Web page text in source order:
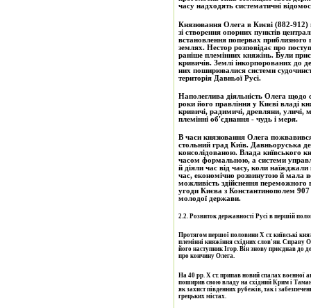
часу надходять систематичні
Князювання Олега в Києві (882-912)
зі створення опорних пунктів центральної влади у племінних княжіннях міст, зі
встановлення попервах приблизного
землях. Нестор розповідає про
раніше племінних княжінь. Були
кривичів. Землі інкорпорованих до
них поширювалися системи
територія Давньої Русі.
Наполеглива діяльність Олега щодо
роки його правління у Києві владі
кривичі, радимичі, древляни, уличі,
племінні об'єднання - чудь і меря.
В часи князювання Олега
стольний град Київ. Давньоруська
консолідованою. Влада київського
часом формальною, а системи
й діяли час від часу, коли
час, економічно розвинутою й мала
можливість здійснення переможного
угоди Києва з Константинополем
молодої держави.
2.2. Розвиток державності Русі в першій
Протягом першої половини Х ст. київські
племінні княжіння східних слов'ян. Справу
його наступник Ігор. Він знову приєднав до
про кончину Олега.
На 40 рр. Х ст. припав новий спалах воєнної
поширив свою владу на східний Крим і
як захист південних рубежів, так і
грецьких містах.